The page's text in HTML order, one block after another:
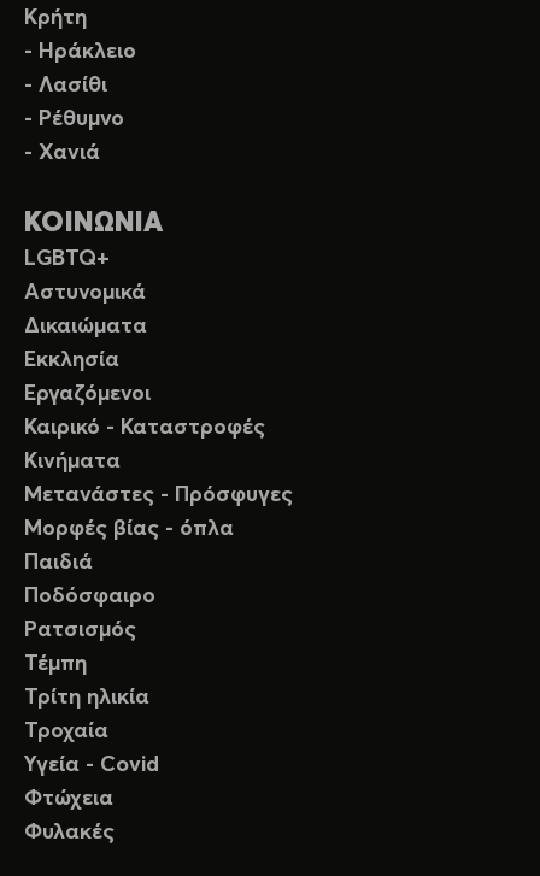
Κρήτη
- Ηράκλειο
- Λασίθι
- Ρέθυμνο
- Χανιά
ΚΟΙΝΩΝΙΑ
LGBTQ+
Αστυνομικά
Δικαιώματα
Εκκλησία
Εργαζόμενοι
Καιρικό - Καταστροφές
Κινήματα
Μετανάστες - Πρόσφυγες
Μορφές βίας - όπλα
Παιδιά
Ποδόσφαιρο
Ρατσισμός
Τέμπη
Τρίτη ηλικία
Τροχαία
Υγεία - Covid
Φτώχεια
Φυλακές